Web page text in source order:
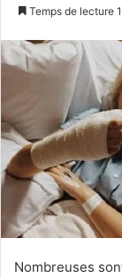
Temps de lecture
Nombreuses